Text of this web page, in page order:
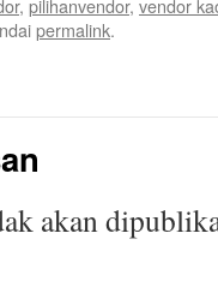
, pilihanvendor, vendor
permalink.
akan